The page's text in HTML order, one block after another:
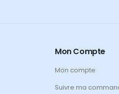
Mon Compte
Mon compte
Suivre ma